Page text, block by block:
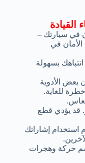
القيادة
في سيارتك –
في
بسهولة
بعض الأدوية
للغاية.
قد يؤدي قطع
استخدام إشاراتك
حركة وهجرات